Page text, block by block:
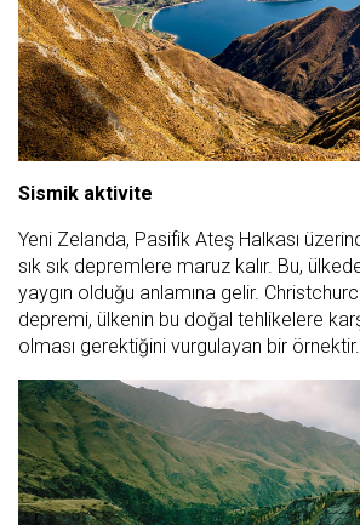
Sismik aktivite
Yeni Zelanda, Pasifik Ateş Halkası
sık sık depremlere maruz kalır. Bu,
yaygın olduğu anlamına gelir.
depremi, ülkenin bu doğal tehlikelere karşı
olması gerektiğini vurgulayan bir örnektir.